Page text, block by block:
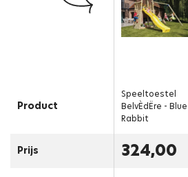
Product
Prijs
Speeltoestel
BelvÈdËre - Blue
Rabbit
324,00